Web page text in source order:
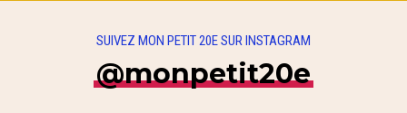
SUIVEZ MON PETIT 20E SUR INSTAGRAM
@monpetit20e